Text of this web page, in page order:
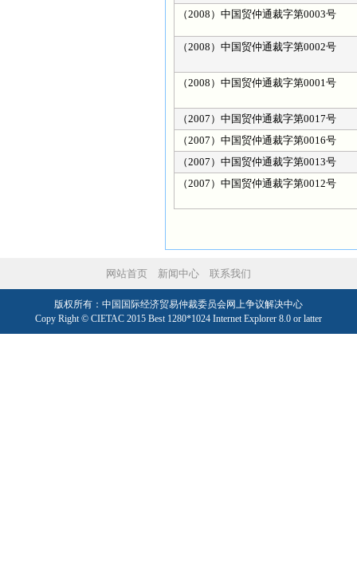
（2008）中国贸仲通裁字第0003号
（2008）中国贸仲通裁字第0002号
（2008）中国贸仲通裁字第0001号
（2007）中国贸仲通裁字第0017号
（2007）中国贸仲通裁字第0016号
（2007）中国贸仲通裁字第0013号
（2007）中国贸仲通裁字第0012号
网站首页 新闻中心 联系我们
版权所有：中国国际经济贸易仲裁委员会网上争议解决中心
Copy Right © CIETAC 2015 Best 1280*1024 Internet Explorer 8.0 or latter